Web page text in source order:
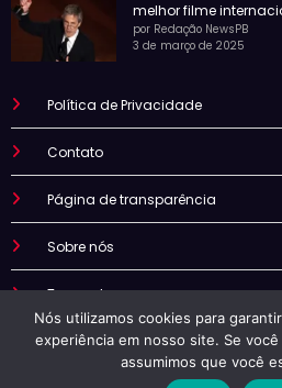
melhor filme
por Redação NewsPB
3 de março de 2025
Política de Privacidade
Contato
Página de transparência
Sobre nós
Termo de uso
Nós utilizamos cookies para
experiência em nosso site. Se
assumimos que você